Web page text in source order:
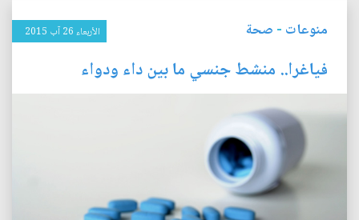
منوعات - صحة الأربعاء 26 آب 2015
فياغرا.. منشط جنسي ما بين داء ودواء